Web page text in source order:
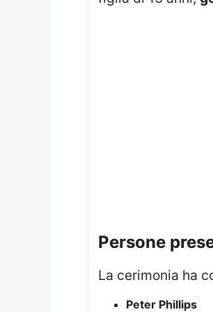
persone
La cerimonia ha
Peter Phillips